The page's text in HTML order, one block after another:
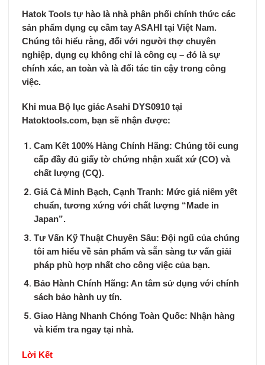
Hatok Tools tự hào là nhà phân phối chính thức các
sản phẩm dụng cụ cầm tay ASAHI tại Việt Nam.
Chúng tôi hiểu rằng, đối với người thợ chuyên
nghiệp, dụng cụ không chỉ là công cụ – đó là sự
chính xác, an toàn và là đối tác tin cậy trong công
việc.
Khi mua Bộ lục giác Asahi DYS0910 tại
Hatoktools.com, bạn sẽ nhận được:
Cam Kết 100% Hàng Chính Hãng: Chúng tôi cung
cấp đầy đủ giấy tờ chứng nhận xuất xứ (CO) và
chất lượng (CQ).
Giá Cả Minh Bạch, Cạnh Tranh: Mức giá niêm yết
chuẩn, tương xứng với chất lượng “Made in
Japan”.
Tư Vấn Kỹ Thuật Chuyên Sâu: Đội ngũ của chúng
tôi am hiểu về sản phẩm và sẵn sàng tư vấn giải
pháp phù hợp nhất cho công việc của bạn.
Bảo Hành Chính Hãng: An tâm sử dụng với chính
sách bảo hành uy tín.
Giao Hàng Nhanh Chóng Toàn Quốc: Nhận hàng
và kiểm tra ngay tại nhà.
Lời Kết